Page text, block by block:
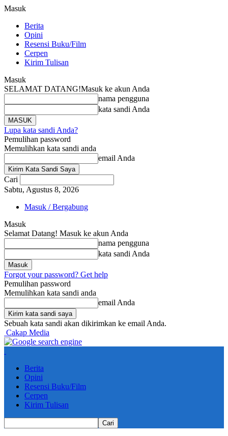
Masuk
Berita
Opini
Resensi Buku/Film
Cerpen
Kirim Tulisan
Masuk
SELAMAT DATANG!Masuk ke akun Anda
nama pengguna
kata sandi Anda
Lupa kata sandi Anda?
Pemulihan password
Memulihkan kata sandi anda
email Anda
Cari
Sabtu, Agustus 8, 2026
Masuk / Bergabung
Masuk
Selamat Datang! Masuk ke akun Anda
nama pengguna
kata sandi Anda
Forgot your password? Get help
Pemulihan password
Memulihkan kata sandi anda
email Anda
Sebuah kata sandi akan dikirimkan ke email Anda.
Cakap Media
Berita
Opini
Resensi Buku/Film
Cerpen
Kirim Tulisan